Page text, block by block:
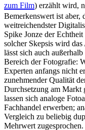
zum Film) erzählt wird,
Bemerkenswert ist aber,
weitreichendster
Spike Jonze der
solcher Skepsis wird
lässt sich auch
Bereich der Fotografie:
Experten anfangs nicht
zunehmender Qualität
Durchsetzung am
lassen sich analoge
Fachhandel erwerben;
Vergleich zu beliebig
Mehrwert